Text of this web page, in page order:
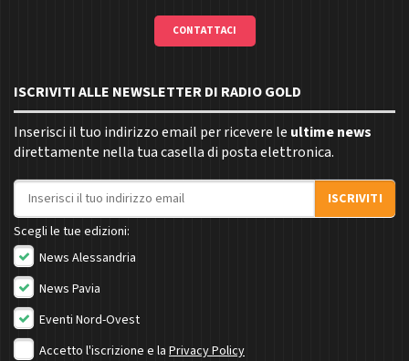
CONTATTACI
ISCRIVITI ALLE NEWSLETTER DI RADIO GOLD
Inserisci il tuo indirizzo email per ricevere le ultime news
direttamente nella tua casella di posta elettronica.
Indirizzo email
ISCRIVITI
Scegli le tue edizioni:
News Alessandria
News Pavia
Eventi Nord-Ovest
Accetto l'iscrizione e la Privacy Policy